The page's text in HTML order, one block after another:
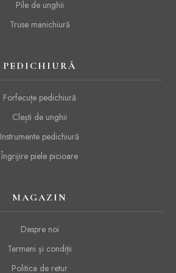
Pile de unghii
Truse manichiură
PEDICHIURĂ
Forfecuțe pedichiură
Clești de unghii
Instrumente pedichiură
Îngrijire piele picioare
MAGAZIN
Despre noi
Termeni și condiții
Politica de retur